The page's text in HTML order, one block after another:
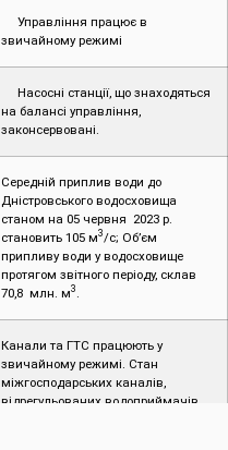
Управління працює в
звичайному режимі
Насосні станції, що знаходяться
на балансі управління,
законсервовані.
Середній приплив води до
Дністровського водосховища
станом на 05 червня 2023 р.
становить 105 м3/с; Об’єм
припливу води у водосховище
протягом звітного періоду, склав
70,8 млн. м3
Канали та ГТС працюють у
звичайному режимі. Стан
міжгосподарських каналів,
відрегульованих водоприймачів